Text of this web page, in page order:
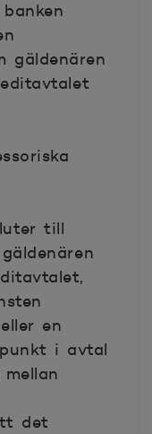
gäldenären
till
en
i avtal
det